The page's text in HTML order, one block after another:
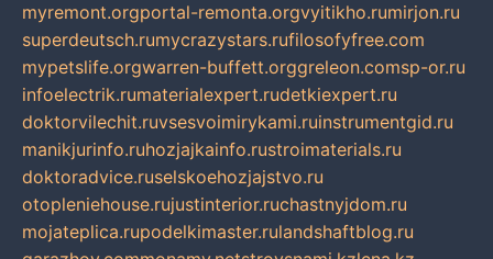
myremont.orgportal-remonta.orgvyitikho.rumirjon.ru
superdeutsch.rumycrazystars.rufilosofyfree.com
mypetslife.orgwarren-buffett.orggreleon.comsp-or.ru
infoelectrik.rumaterialexpert.rudetkiexpert.ru
doktorvilechit.ruvsesvoimirykami.ruinstrumentgid.ru
manikjurinfo.ruhozjajkainfo.rustroimaterials.ru
doktoradvice.ruselskoehozjajstvo.ru
otopleniehouse.rujustinterior.ruchastnyjdom.ru
mojateplica.rupodelkimaster.rulandshaftblog.ru